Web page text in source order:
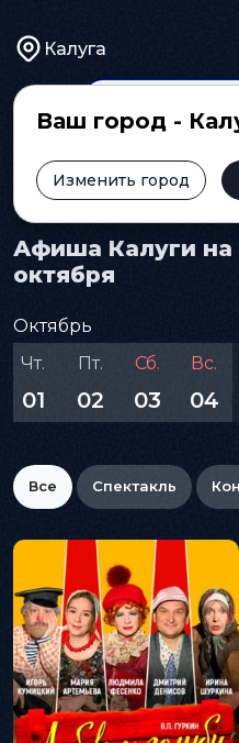
Калуга
Ваш город -
Изменить город
Главная Афиша
Афиша Калуги на
октября
Октябрь
Чт.
01
Пт.
02
Сб.
03
Вс.
04
Все Спектакль